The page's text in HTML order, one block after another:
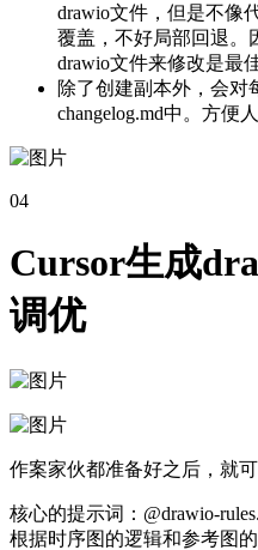
drawio文件，但是不像
覆盖，不好局部回退。
drawio文件来修改是最
除了创建副本外，会对
changelog.md中。方便
04
Cursor生成
调优
作案家伙都准备好之后，就可
核心的提示词：@drawio-
根据时序图的逻辑和参考图